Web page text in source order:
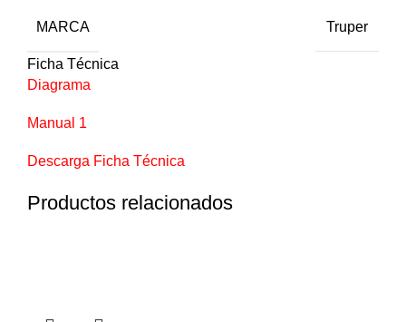
MARCA Truper
Ficha Técnica
Diagrama
Manual 1
Descarga Ficha Técnica
Productos relacionados